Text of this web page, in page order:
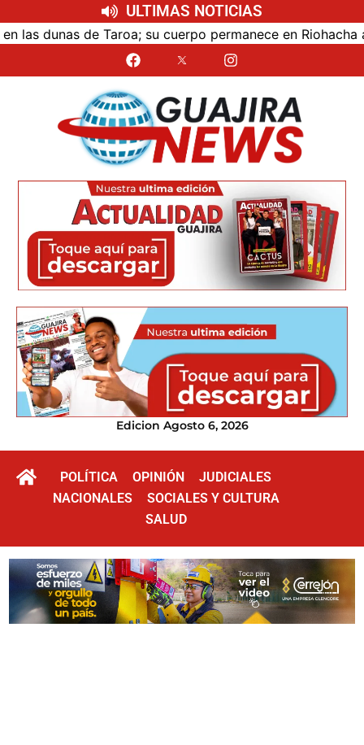
ULTIMAS NOTICIAS
de Taroa; su cuerpo permanece en Riohacha a la
Edicion Agosto 6, 2026
POLÍTICA OPINIÓN
JUDICIALES
NACIONALES
SOCIALES Y CULTURA
SALUD